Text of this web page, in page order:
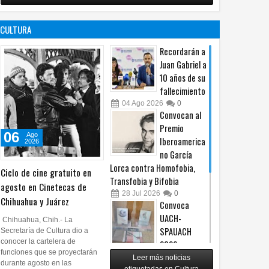
Sánchez a consulta
sobre registro de
móvil
Acusa Estrada al PAN de
contra Morena
no es censura,
es un principio
constitucional: González
05Ago 2026 0
programa de
afiliación del
05Ago 2026
CULTURA
Ciclo de cine gratuito en
agosto en Cinetecas de
Chihuahua y Juárez
06
Ago
2026
Chihuahua, Chih.- La
Secretaría de Cultura dio a
conocer la cartelera de
funciones que se proyectarán
durante agosto en las
Recordarán a
Juan Gabriel a
10 años de su
fallecimiento
04Ago 2026 0
Convocan al
Premio
Iberoamerica
no García
Lorca contra Homofobia,
Transfobia y Bifobia
28 Jul 2026 0
Convoca
UACH-
SPAUACH
2026 a
publicar textos académicos
Leer más noticias